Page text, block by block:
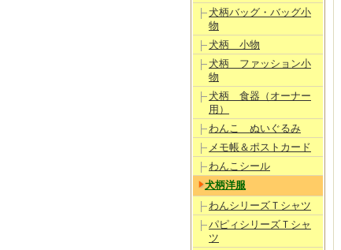
犬柄バッグ・バッグ小
物
犬柄 小物
犬柄 ファッション小
物
犬柄 食器（オーナー
用）
わんこ ぬいぐるみ
メモ帳＆ポストカード
わんこシール
犬柄洋服
わんシリーズＴシャツ
パピィシリーズＴシャ
ツ